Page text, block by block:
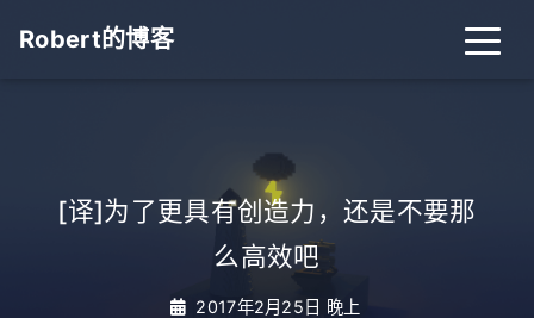
Robert的博客
[译]为了更具有创造力，还是不要那
么高效吧
2017年2月25日 晚上